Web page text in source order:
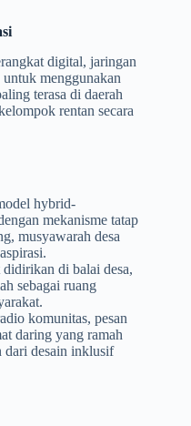
digital, jaringan
menggunakan
terasa di daerah
rentan secara
hybrid-
mekanisme tatap
musyawarah desa
di balai desa,
sebagai ruang
komunitas, pesan
daring yang ramah
dari desain inklusif